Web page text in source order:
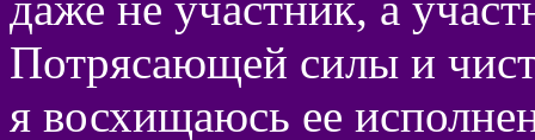
Потрясающей силы и
я восхищаюсь ее